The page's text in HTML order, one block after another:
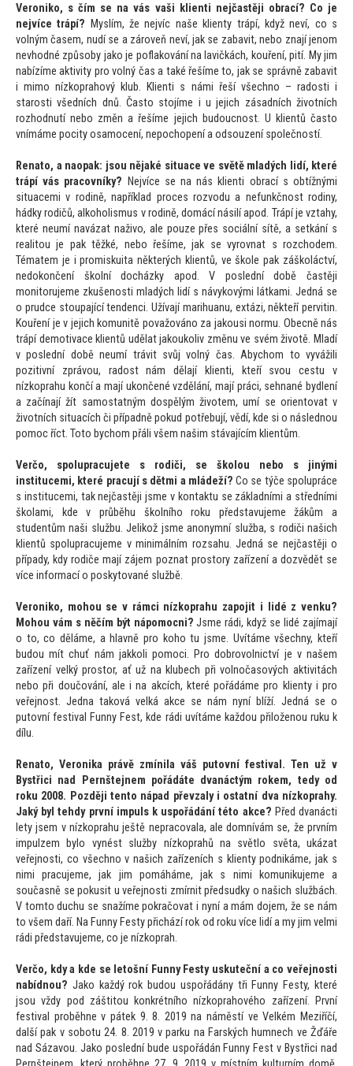
Veroniko, s čím se na vás vaši klienti nejčastěji obrací? Co je
nejvíce trápí? Myslím, že nejvíc naše klienty trápí, když neví, co s
volným časem, nudí se a zároveň neví, jak se zabavit, nebo znají jenom
nevhodné způsoby jako je poflakování na lavičkách, kouření, pití. My jim
nabízíme aktivity pro volný čas a také řešímeto, jak se správně zabavit
i mimo nízkoprahový klub. Klienti s námi řeší všechno – radosti i
starosti všedních dnů. Často stojíme i u jejich zásadních životních
rozhodnutí nebo změn a řešíme jejich budoucnost. U klientů často
vnímáme pocity osamocení, nepochopení a odsouzení společností.
Renato, a naopak: jsou nějaké situace ve světě mladých lidí, které
trápí vás pracovníky? Nejvíce se na nás klienti obrací s obtížnými
situacemi v rodině, například proces rozvodu a nefunkčnost rodiny,
hádky rodičů, alkoholismus v rodině, domácí násilí apod. Trápí je vztahy,
které neumí navázat naživo, ale pouze přes sociální sítě, a setkání s
realitou je pak těžké, nebo řešíme, jak se vyrovnat s rozchodem.
Tématem je i promiskuita některých klientů, ve škole pak záškoláctví,
nedokončení školní docházky apod. V poslední době častěji
monitorujeme zkušenosti mladých lidí s návykovými látkami. Jedná se
o prudce stoupající tendenci. Užívají marihuanu, extázi, někteří pervitin.
Kouření je v jejich komunitě považováno za jakousi normu. Obecně nás
trápí demotivace klientů udělat jakoukoliv změnu ve svém životě. Mladí
v poslední době neumí trávit svůj volný čas. Abychom to vyvážili
pozitivní zprávou, radost nám dělají klienti, kteří svou cestu v
nízkoprahu končí a mají ukončené vzdělání, mají práci, sehnané bydlení
a začínají žít samostatným dospělým životem, umí se orientovat v
životních situacích či případně pokud potřebují, vědí, kde si o následnou
pomoc říct. Toto bychom přáli všem našim stávajícím klientům.
Verčo, spolupracujete s rodiči, se školou nebo s jinými
institucemi, které pracují s dětmi a mládeží? Co se týče spolupráce
s institucemi, tak nejčastěji jsme v kontaktu se základními a středními
školami, kde v průběhu školního roku představujeme žákům a
studentům naši službu. Jelikož jsme anonymní služba, s rodiči našich
klientů spolupracujeme v minimálním rozsahu. Jedná se nejčastěji o
případy, kdy rodiče mají zájem poznat prostory zařízení a dozvědět se
více informací o poskytované službě.
Veroniko, mohou se v rámci nízkoprahu zapojit i lidé z venku?
Mohou vám s něčím být nápomocni? Jsme rádi, když se lidé zajímají
o to, co děláme, a hlavně pro koho tu jsme. Uvítáme všechny, kteří
budou mít chuť nám jakkoli pomoci. Pro dobrovolnictví je v našem
zařízení velký prostor, ať už na klubech při volnočasových aktivitách
nebo při doučování, ale i na akcích, které pořádáme pro klienty i pro
veřejnost. Jedna taková velká akce se nám nyní blíží. Jedná se o
putovní festival Funny Fest, kde rádi uvítáme každou přiloženou ruku k
dílu.
Renato, Veronika právě zmínila váš putovní festival. Ten už v
Bystřici nad Pernštejnem pořádáte dvanáctým rokem, tedy od
roku 2008. Později tento nápad převzaly i ostatní dva nízkoprahy.
Jaký byl tehdy první impuls k uspořádání této akce? Před dvanácti
lety jsem v nízkoprahu ještě nepracovala, ale domnívám se, že prvním
impulzem bylo vynést služby nízkoprahů na světlo světa, ukázat
veřejnosti, co všechno v našich zařízeních s klienty podnikáme, jak s
nimi pracujeme, jak jim pomáháme, jak s nimi komunikujeme a
současně se pokusit u veřejnosti zmírnit předsudky o našich službách.
V tomto duchu se snažíme pokračovat i nyní a mám dojem, že se nám
to všem daří. Na Funny Festy přichází rok od roku více lidí a my jim velmi
rádi představujeme, co je nízkoprah.
Verčo, kdy a kde se letošní Funny Festy uskuteční a co veřejnosti
nabídnou? Jako každý rok budou uspořádány tři Funny Festy, které
jsou vždy pod záštitou konkrétního nízkoprahového zařízení. První
festival proběhne v pátek 9. 8. 2019 na náměstí ve Velkém Meziříčí,
další pak v sobotu 24. 8. 2019 v parku na Farských humnech ve Žďáře
nad Sázavou. Jako poslední bude uspořádán Funny Fest v Bystřici nad